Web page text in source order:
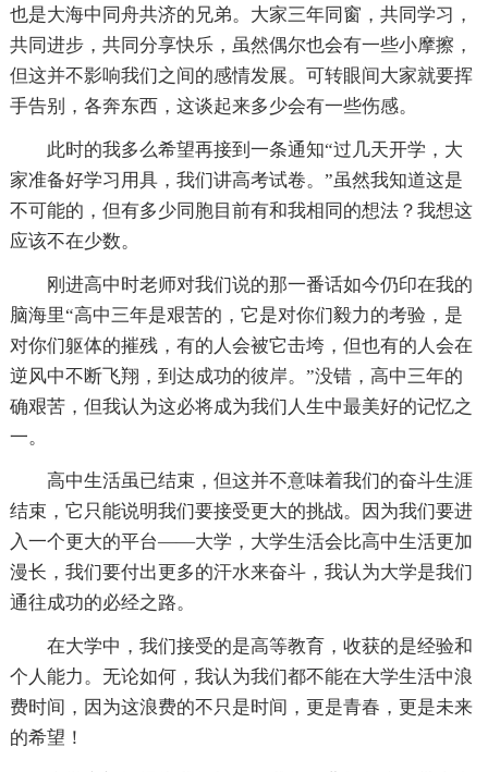
也是大海中同舟共济的兄弟。大家三年同窗，共同学习，
共同进步，共同分享快乐，虽然偶尔也会有一些小摩擦，
但这并不影响我们之间的感情发展。可转眼间大家就要挥
手告别，各奔东西，这谈起来多少会有一些伤感。
此时的我多么希望再接到一条通知“过几天开学，大
家准备好学习用具，我们讲高考试卷。”虽然我知道这是
不可能的，但有多少同胞目前有和我相同的想法？我想这
应该不在少数。
刚进高中时老师对我们说的那一番话如今仍印在我的
脑海里“高中三年是艰苦的，它是对你们毅力的考验，是
对你们躯体的摧残，有的人会被它击垮，但也有的人会在
逆风中不断飞翔，到达成功的彼岸。”没错，高中三年的
确艰苦，但我认为这必将成为我们人生中最美好的记忆之
一。
高中生活虽已结束，但这并不意味着我们的奋斗生涯
结束，它只能说明我们要接受更大的挑战。因为我们要进
入一个更大的平台——大学，大学生活会比高中生活更加
漫长，我们要付出更多的汗水来奋斗，我认为大学是我们
通往成功的必经之路。
在大学中，我们接受的是高等教育，收获的是经验和
个人能力。无论如何，我认为我们都不能在大学生活中浪
费时间，因为这浪费的不只是时间，更是青春，更是未来
的希望！